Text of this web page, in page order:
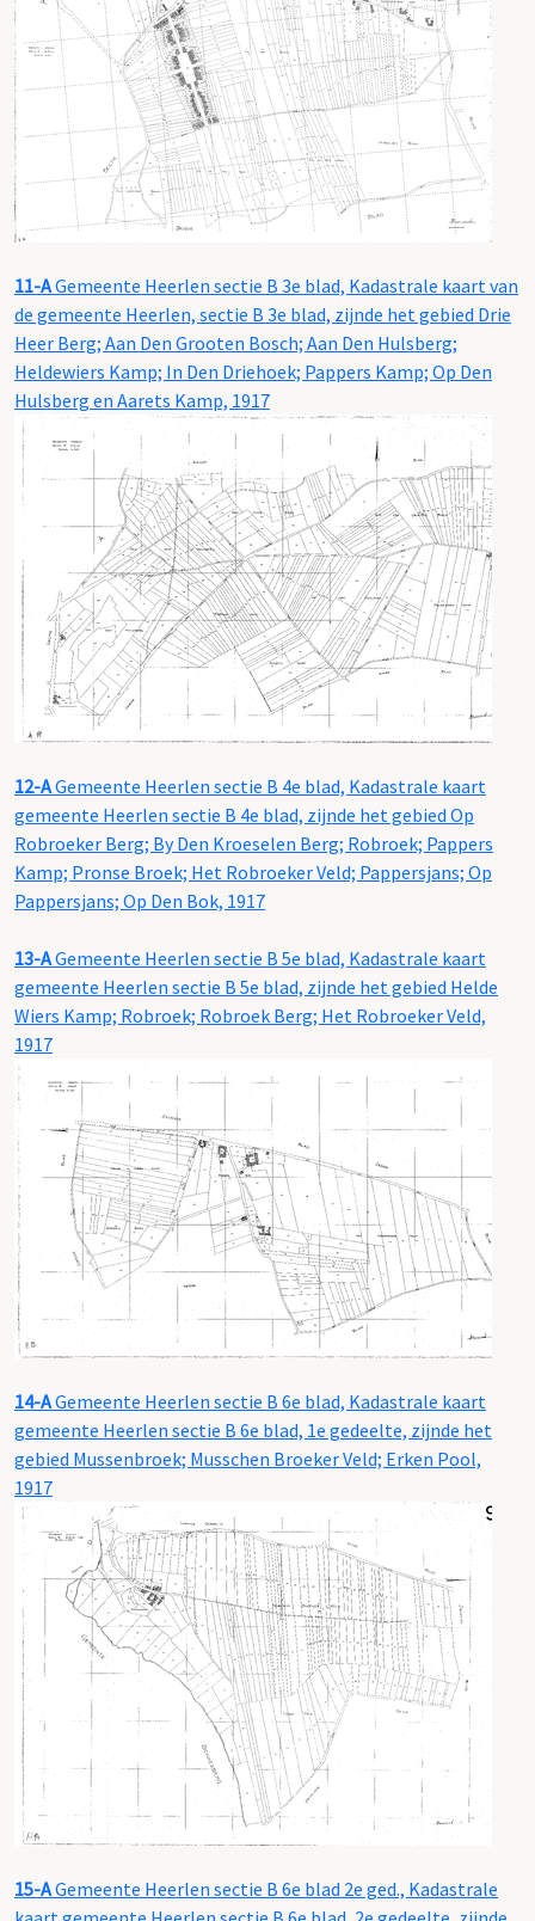
11-AGemeente Heerlen sectie B 3e blad, Kadastrale kaart van
de gemeente Heerlen, sectie B 3e blad, zijnde het gebied Drie
Heer Berg; Aan Den Grooten Bosch; Aan Den Hulsberg;
Heldewiers Kamp; In Den Driehoek; Pappers Kamp; Op Den
Hulsberg en Aarets Kamp, 1917
12-AGemeente Heerlen sectie B 4e blad, Kadastrale kaart
gemeente Heerlen sectie B 4e blad, zijnde het gebied Op
Robroeker Berg; By Den Kroeselen Berg; Robroek; Pappers
Kamp; Pronse Broek; Het Robroeker Veld; Pappersjans; Op
Pappersjans; Op Den Bok, 1917
13-AGemeente Heerlen sectie B 5e blad, Kadastrale kaart
gemeente Heerlen sectie B 5e blad, zijnde het gebied Helde
Wiers Kamp; Robroek; Robroek Berg; Het Robroeker Veld,
1917
14-AGemeente Heerlen sectie B 6e blad, Kadastrale kaart
gemeente Heerlen sectie B 6e blad, 1e gedeelte, zijnde het
gebied Mussenbroek; Musschen Broeker Veld; Erken Pool,
1917
15-AGemeente Heerlen sectie B 6e blad 2e ged., Kadastrale